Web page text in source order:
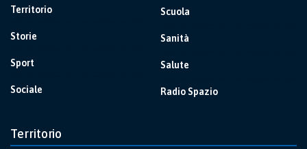
Territorio
Storie
Sport
Sociale
Scuola
Sanità
Salute
Radio Spazio
Territorio